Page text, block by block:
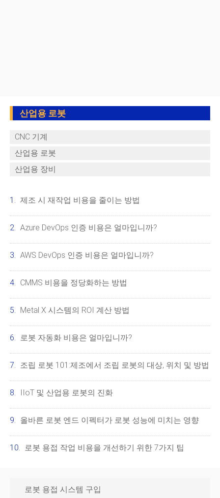
산업용 로봇
CNC 기계
산업용 로봇
산업용 장비
제조 시 재작업 비용을 줄이는 방법
Azure DevOps 인증 비용은 얼마입니까?
AWS DevOps 인증 비용은 얼마입니까?
CMMS 비용을 정당화하는 방법
Metal X 시스템의 ROI 계산 방법
로봇 자동화 비용은 얼마입니까?
조립 로봇 101:제조에서 조립 로봇의 대상, 위치 및 방법
IIoT 및 산업용 로봇의 진화
올바른 로봇 엔드 이펙터가 로봇 성능에 미치는 영향
로봇 용접 작업 비용을 개선하기 위한 7가지 팁
로봇 용접 시스템 구입